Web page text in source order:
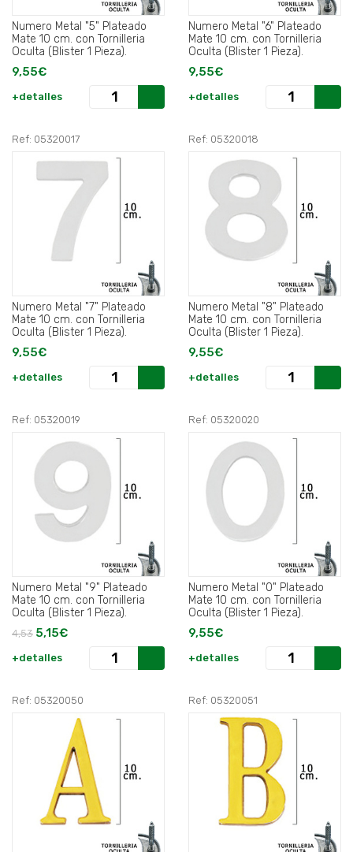
Numero Metal "5" Plateado
Mate 10 cm. con Tornilleria
Oculta (Blister 1 Pieza).
9,55€
+detalles
Numero Metal "6" Plateado
Mate 10 cm. con Tornilleria
Oculta (Blister 1 Pieza).
9,55€
+detalles
Ref: 05320017
Numero Metal "7" Plateado
Mate 10 cm. con Tornilleria
Oculta (Blister 1 Pieza).
9,55€
+detalles
Ref: 05320018
Numero Metal "8" Plateado
Mate 10 cm. con Tornilleria
Oculta (Blister 1 Pieza).
9,55€
+detalles
Ref: 05320019
Numero Metal "9" Plateado
Mate 10 cm. con Tornilleria
Oculta (Blister 1 Pieza).
4,53 5,15€
+detalles
Ref: 05320020
Numero Metal "0" Plateado
Mate 10 cm. con Tornilleria
Oculta (Blister 1 Pieza).
9,55€
+detalles
Ref: 05320050 Ref: 05320051